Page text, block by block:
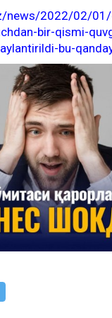
news/2022/02/
bir-qismi-
bu-